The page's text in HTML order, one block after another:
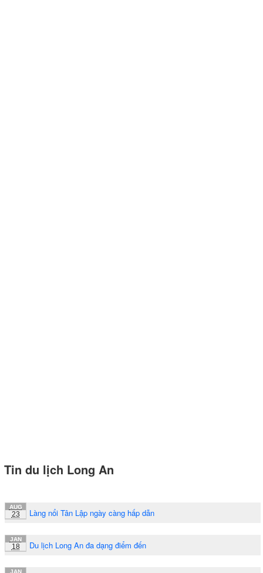
Tin du lịch Long An
AUG
23 Làng nổi Tân Lập ngày càng hấp dẫn
JAN
18 Du lịch Long An đa dạng điểm đến
JAN